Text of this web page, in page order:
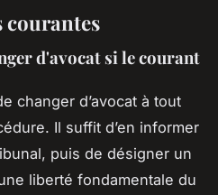
courantes
d'avocat si le courant
changer d’avocat à tout
Il suffit d’en informer
puis de désigner un
liberté fondamentale du